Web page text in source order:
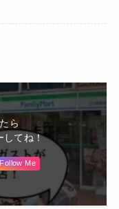
ら
してね！
Follow Me